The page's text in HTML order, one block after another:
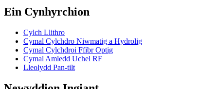
Ein Cynhyrchion
Cylch Llithro
Cymal Cylchdro Niwmatig a Hydrolig
Cymal Cylchdroi Ffibr Optig
Cymal Amledd Uchel RF
Lleolydd Pan-tilt